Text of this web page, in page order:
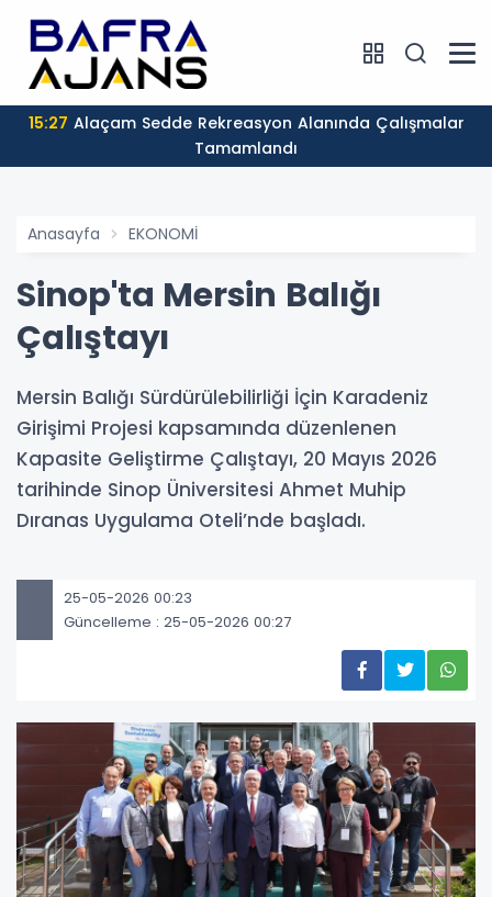
15:27
Tamamlandı
Anasayfa EKONOMİ
Sinop'ta Mersin Balığı
Çalıştayı
Mersin Balığı Sürdürülebilirliği İçin Karadeniz
Girişimi Projesi kapsamında düzenlenen
Kapasite Geliştirme Çalıştayı, 20 Mayıs 2026
tarihinde Sinop Üniversitesi Ahmet Muhip
Dıranas Uygulama Oteli’nde başladı.
25-05-2026 00:23
Güncelleme : 25-05-2026 00:27